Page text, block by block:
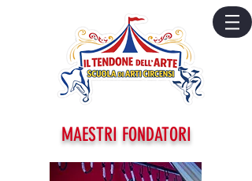
MAESTRI FONDATORI